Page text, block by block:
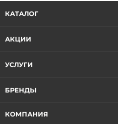
КАТАЛОГ
АКЦИИ
УСЛУГИ
БРЕНДЫ
КОМПАНИЯ